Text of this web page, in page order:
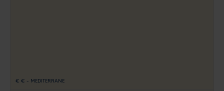
€ € - MEDITERRANE